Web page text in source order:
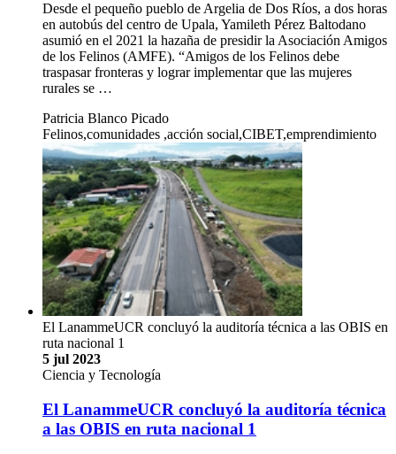
Desde el pequeño pueblo de Argelia de Dos Ríos, a dos horas
en autobús del centro de Upala, Yamileth Pérez Baltodano
asumió en el 2021 la hazaña de presidir la Asociación Amigos
de los Felinos (AMFE). “Amigos de los Felinos debe
traspasar fronteras y lograr implementar que las mujeres
rurales se …
Patricia Blanco Picado
Felinos,comunidades ,acción social,CIBET,emprendimiento
El LanammeUCR concluyó la auditoría técnica a las OBIS en
ruta nacional 1
5 jul 2023
Ciencia y Tecnología
El LanammeUCR concluyó la auditoría técnica
a las OBIS en ruta nacional 1